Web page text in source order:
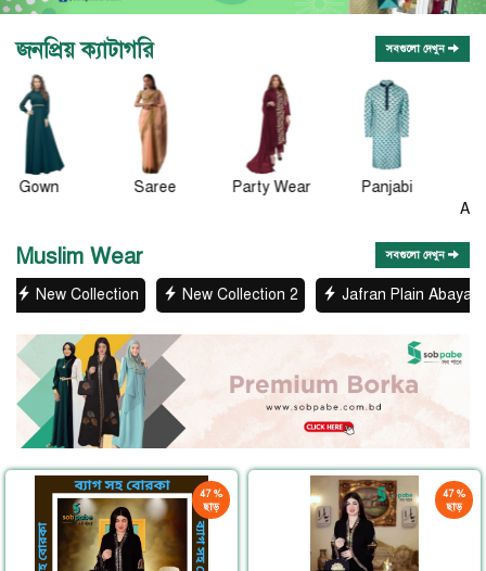
জনপ্রিয় ক্যাটাগরি সবগুলো দেখুন
Saree Party Wear Panjabi
Gadget &
Muslim Wear সবগুলো দেখুন
New Collection 2 Jafran Plain Abaya Ariba Borka
47 %
ছাড়
47 %
ছাড়